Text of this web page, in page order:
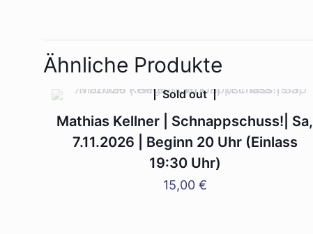
Ähnliche Produkte
Sold out
Mathias Kellner | Schnappschuss!| Sa,
7.11.2026 | Beginn 20 Uhr (Einlass
19:30 Uhr)
15,00 €